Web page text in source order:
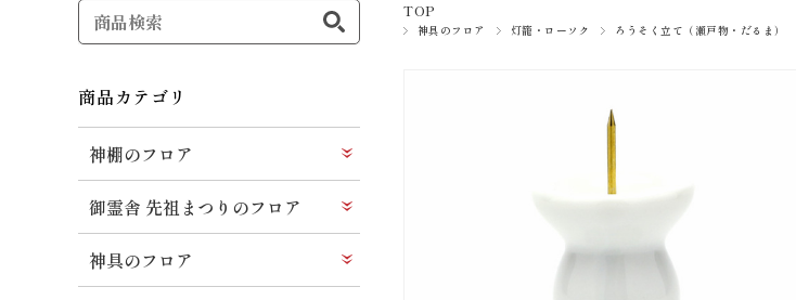
TOP
神具のフロア 灯籠・ローソク ろうそく立て（瀬戸物・だるま）
商品カテゴリ
神棚のフロア
御霊舎 先祖まつりのフロア
神具のフロア